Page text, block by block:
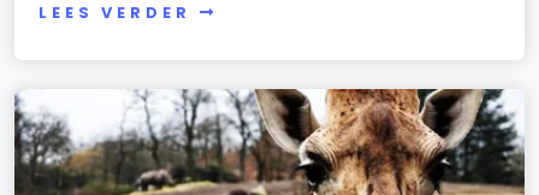
LEES VERDER